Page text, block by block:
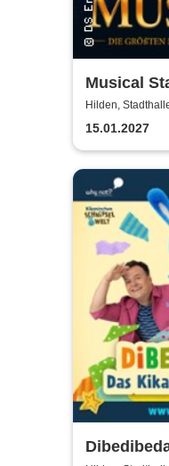
Musical
Musicals
Hilden,
15.01.2027